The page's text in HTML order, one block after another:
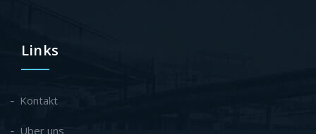
Links
Kontakt
Über uns